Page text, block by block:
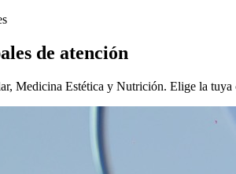
de atención
Medicina Estética y Nutrición. Elige la tuya